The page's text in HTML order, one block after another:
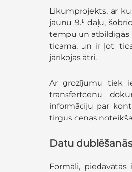
Likumprojekts, ar
jaunu 9.¹ daļu,
tempu un atbildīgās
ticama, un ir ļoti
jārīkojas ātri.
Ar grozījumu tiek
transfertcenu
informāciju par
tirgus cenas
Datu
Formāli,